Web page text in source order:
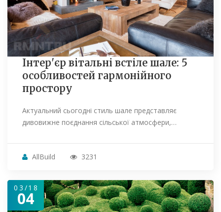
Інтер'єр вітальні встіле шале: 5
особливостей гармонійного
простору
Актуальний сьогодні стиль шале представляє
дивовижне поєднання сільської атмосфери,…
AllBuild 3231
03/18
04